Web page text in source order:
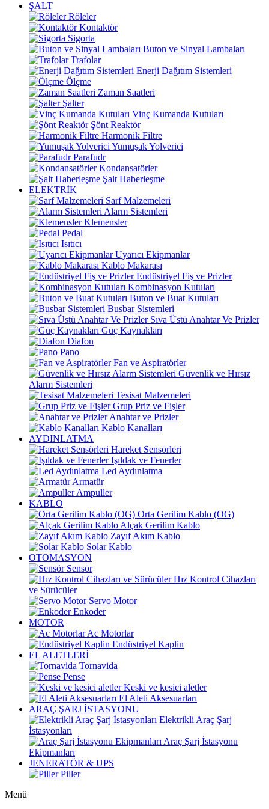
ŞALT
Röleler
Kontaktör
Sigorta
Buton ve Sinyal Lambaları
Trafolar
Enerji Dağıtım Sistemleri
Ölçme
Zaman Saatleri
Şalter
Vinç Kumanda Kutuları
Şönt Reaktör
Harmonik Filtre
Yumuşak Yolverici
Parafudr
Kondansatörler
Şalt Haberleşme
ELEKTRİK
Sarf Malzemeleri
Alarm Sistemleri
Klemensler
Pedal
Isıtıcı
Uyarıcı Ekipmanlar
Kablo Makarası
Endüstriyel Fiş ve Prizler
Kombinasyon Kutuları
Buton ve Buat Kutuları
Busbar Sistemleri
Sıva Üstü Anahtar Ve Prizler
Güç Kaynakları
Diafon
Pano
Fan ve Aspiratörler
Güvenlik ve Hırsız
Alarm Sistemleri
Tesisat Malzemeleri
Grup Priz ve Fişler
Anahtar ve Prizler
Kablo Kanalları
AYDINLATMA
Hareket Sensörleri
Işıldak ve Fenerler
Led Aydınlatma
Armatür
Ampuller
KABLO
Orta Gerilim Kablo (OG)
Alçak Gerilim Kablo
Zayıf Akım Kablo
Solar Kablo
OTOMASYON
Sensör
Hız Kontrol Cihazları
ve Sürücüler
Servo Motor
Enkoder
MOTOR
Ac Motorlar
Endüstriyel Kaplin
EL ALETLERİ
Tornavida
Pense
Keski ve kesici aletler
El Aleti Aksesuarları
ARAÇ ŞARJ İSTASYONU
Elektrikli Araç Şarj
İstasyonları
Araç Şarj İstasyonu
Ekipmanları
JENERATÖR & UPS
Piller
Menü